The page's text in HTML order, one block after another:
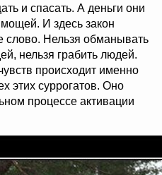
и спасать. А деньги они
И здесь закон
слово. Нельзя обманывать
нельзя грабить людей.
происходит именно
этих суррогатов. Оно
процессе активации